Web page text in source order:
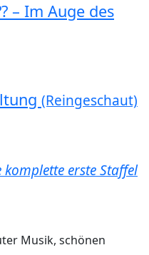
– Im Auge des
(Reingeschaut)
komplette erste Staffel
Musik, schönen